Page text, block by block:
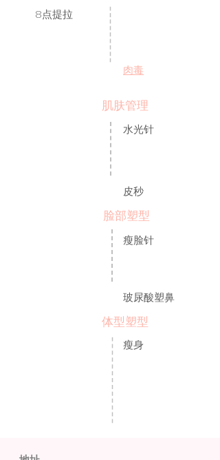
8点提拉
肉毒
肌肤管理
水光针
皮秒
脸部塑型
瘦脸针
玻尿酸塑鼻
体型塑型
瘦身